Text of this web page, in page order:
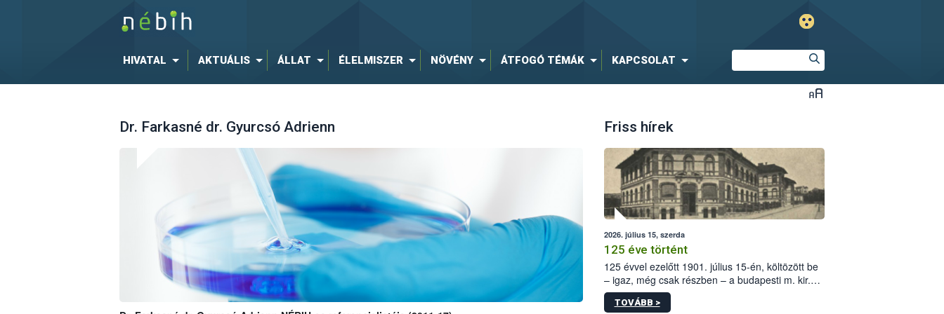
HIVATAL AKTUÁLIS ÁLLAT ÉLELMISZER NÖVÉNY ÁTFOGÓ TÉMÁK KAPCSOLAT
Dr. Farkasné dr. Gyurcsó Adrienn Friss hírek
2026. július 15, szerda
125 éve történt
125 évvel ezelőtt 1901. július 15-én, költözött be
– igaz, még csak részben – a budapesti m. kir.
állami vetőmagvizsgáló állomás a Kis Rókus utca
15. szám alatti, Czigler Győző által tervezett új
TOVÁBB >